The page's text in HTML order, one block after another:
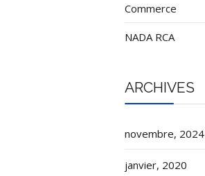
Commerce
NADA RCA
ARCHIVES
novembre, 2024
janvier, 2020